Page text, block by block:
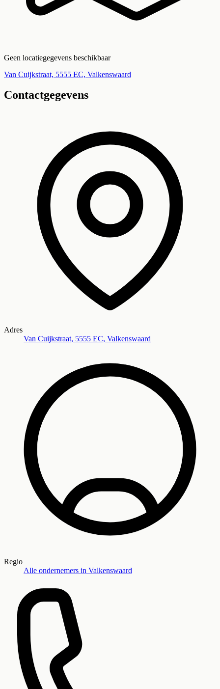
Geen locatiegegevens beschikbaar
Van Cuijkstraat, 5555 EC, Valkenswaard
Contactgegevens
Adres
Van Cuijkstraat, 5555 EC, Valkenswaard
Regio
Alle ondernemers in Valkenswaard